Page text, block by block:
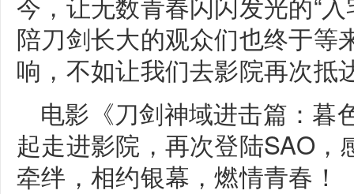
陪刀剑长大的观众们也终于等
响，不如让我们去影院再次抵
电影《刀剑神域进击篇：暮
起走进影院，再次登陆SAO
牵绊，相约银幕，燃情青春！